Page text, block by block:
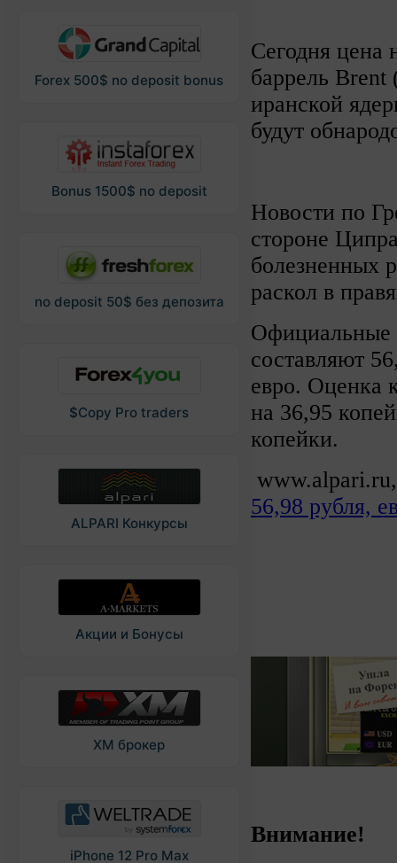
Forex 500$ no deposit bonus
Bonus 1500$ no deposit
no deposit 50$ без депозита
$Copy Pro traders
ALPARI Конкурсы
Акции и Бонусы
XM брокер
iPhone 12 Pro Max
Сегодня цена
баррель
иранской
будут
Новости по
стороне
болезненных
раскол в
Официальные
составляют
евро. Оценка
на 36,95
копейки.
56,98 рубля,
Внимание!